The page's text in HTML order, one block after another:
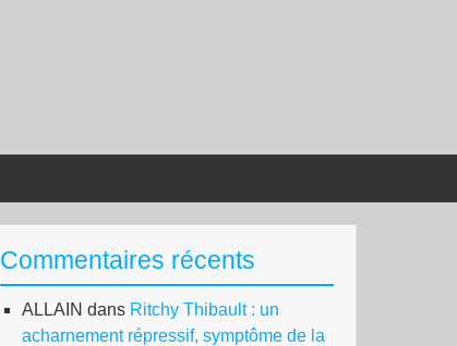
Commentaires récents
ALLAIN dans Ritchy Thibault : un
acharnement répressif, symptôme de la